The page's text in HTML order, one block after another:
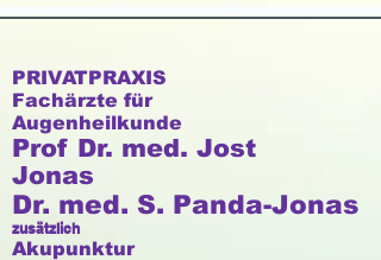
PRIVATPRAXIS
Fachärzte für
Augenheilkunde
Prof Dr. med. Jost
Jonas
Dr. med. S. Panda-Jonas
zusätzlich
Akupunktur